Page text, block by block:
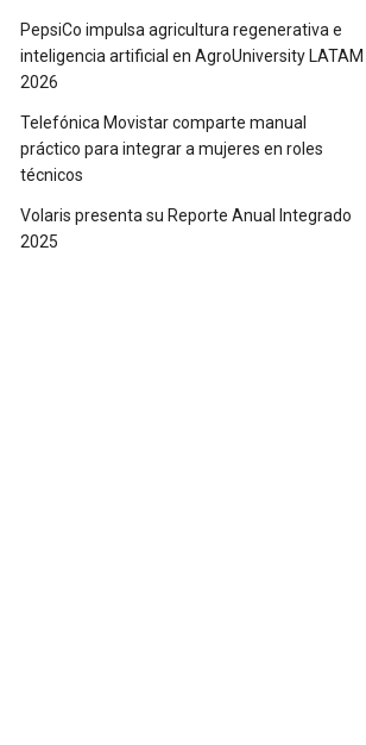
PepsiCo impulsa agricultura regenerativa e
inteligencia artificial en AgroUniversity LATAM
2026
Telefónica Movistar comparte manual
práctico para integrar a mujeres en roles
técnicos
Volaris presenta su Reporte Anual Integrado
2025